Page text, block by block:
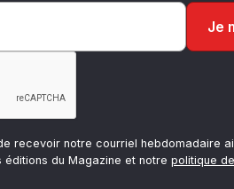
recevoir notre courriel hebdomadaire
du Magazine et notre politique